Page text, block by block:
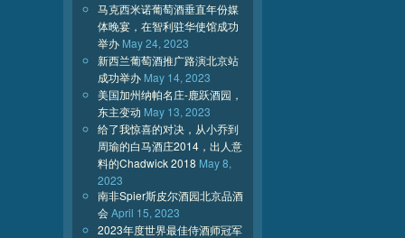
马克西米诺葡萄酒垂直年份媒
体晚宴，在智利驻华使馆成功
举办 May 24, 2023
新西兰葡萄酒推广路演北京站
成功举办 May 14, 2023
美国加州纳帕名庄-鹿跃酒园，
东主变动 May 13, 2023
给了我惊喜的对决，从小乔到
周瑜的白马酒庄2014，出人意
料的Chadwick 2018 May 8,
2023
南非Spier斯皮尔酒园北京品酒
会April 15, 2023
2023年度世界最佳侍酒师冠军